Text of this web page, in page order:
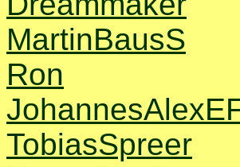
MartinBausS
Ron
TobiasSpreer